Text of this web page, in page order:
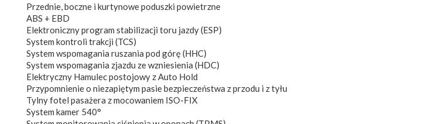
Przednie, boczne i kurtynowe poduszki powietrzne
ABS + EBD
Elektroniczny program stabilizacji toru jazdy (ESP)
System kontroli trakcji (TCS)
System wspomagania ruszania pod górę (HHC)
System wspomagania zjazdu ze wzniesienia (HDC)
Elektryczny Hamulec postojowy z Auto Hold
Przypomnienie o niezapiętym pasie bezpieczeństwa z przodu i z tyłu
Tylny fotel pasażera z mocowaniem ISO-FIX
System kamer 540°